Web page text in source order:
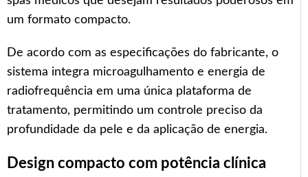
um formato compacto.
De acordo com as especificações do fabricante, o
sistema integra microagulhamento e energia de
radiofrequência em uma única plataforma de
tratamento, permitindo um controle preciso da
profundidade da pele e da aplicação de energia.
Design compacto com potência clínica